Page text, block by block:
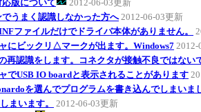
版について
2012-06-03更新
うまく認識しなかった方へ 2012-06-03更新
ファイルだけでドライバ本体がありません。
にビックリ△マークが出ます。Windows7 2012-
再認識をします。コネクタが接触不良ではない
でUSB IO boardと表示されることがあります
を選んでプログラムを書き込んでしまいま
まいます。
2012-06-03更新